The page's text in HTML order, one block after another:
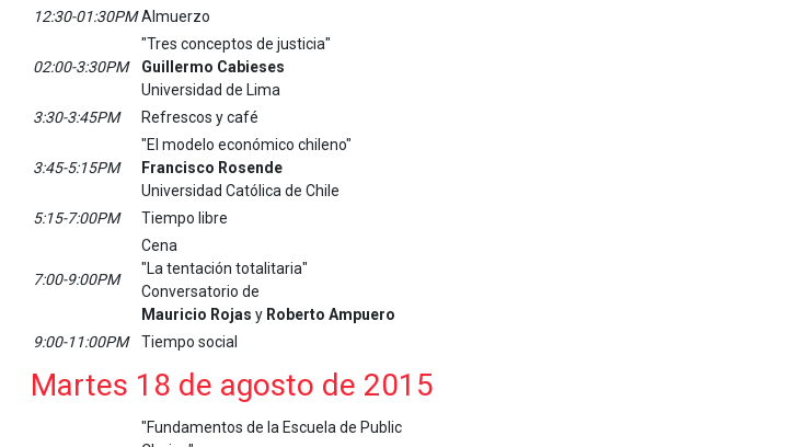
12:30-01:30PM Almuerzo
02:00-3:30PM
"Tres conceptos de justicia"
Guillermo Cabieses
Universidad de Lima
3:30-3:45PM
Refrescos y café
3:45-5:15PM
"El modelo económico chileno"
Francisco Rosende
Universidad Católica de Chile
5:15-7:00PM
Tiempo libre
7:00-9:00PM
Cena
"La tentación totalitaria"
Conversatorio de
Mauricio Rojas y Roberto Ampuero
9:00-11:00PM
Tiempo social
Martes 18 de agosto de 2015
"Fundamentos de la Escuela de Public